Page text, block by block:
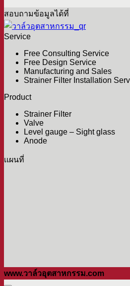
สอบถามข้อมูลได้ที่
Service
Free Consulting Service
Free Design Service
Manufacturing and Sales
Strainer Filter Installation
Product
Strainer Filter
Valve
Level gauge – Sight glass
Anode
เเผนที่
www.วาล์วอุตสาหกรรม.com